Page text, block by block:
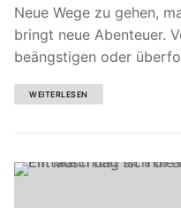
Neue Wege zu gehen,
bringt neue Abenteuer.
beängstigen oder
WEITERLESEN